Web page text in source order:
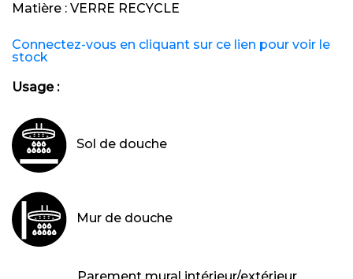
Matière : VERRE RECYCLE
Connectez-vous en cliquant sur ce lien pour voir le
stock
Usage :
Sol de douche
Mur de douche